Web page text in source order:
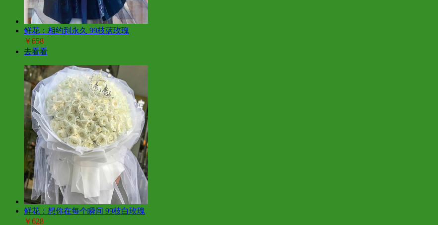
鲜花：相约到永久 99枝蓝玫瑰
￥658
去看看
鲜花：想你在每个瞬间 99枝白玫瑰
￥628